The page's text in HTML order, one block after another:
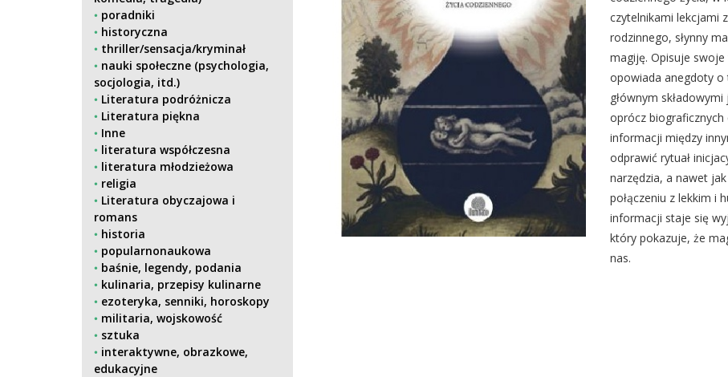
poradniki
historyczna
thriller/sensacja/kryminał
nauki społeczne (psychologia,
socjologia, itd.)
Literatura podróżnicza
Literatura piękna
Inne
literatura współczesna
literatura młodzieżowa
religia
Literatura obyczajowa i
romans
historia
popularnonaukowa
baśnie, legendy, podania
kulinaria, przepisy kulinarne
ezoteryka, senniki, horoskopy
militaria, wojskowość
sztuka
interaktywne, obrazkowe,
edukacyjne
czytelnikami lekcjami
rodzinnego, słynny
magiję. Opisuje
opowiada anegdoty
głównym
oprócz
informacji między
odprawić rytuał
narzędzia, a nawet
połączeniu z lekkim i
informacji staje się
który pokazuje, że
nas.